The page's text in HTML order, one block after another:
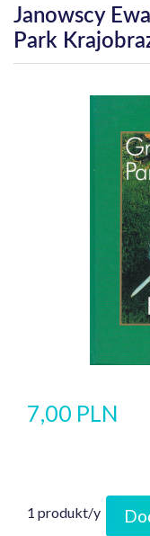
Janowscy
Park
7,00 PLN
1 produkt/y